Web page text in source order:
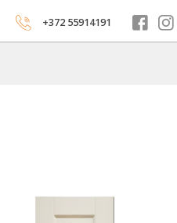
+372 55914191